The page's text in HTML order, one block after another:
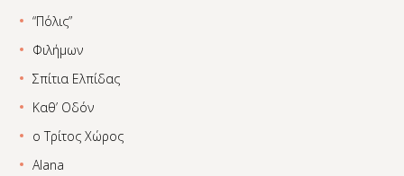
“Πόλις”
Φιλήμων
Σπίτια Ελπίδας
Καθ’ Οδόν
ο Τρίτος Χώρος
Alana